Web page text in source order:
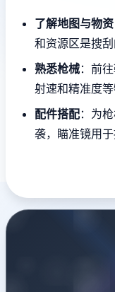
了解地图与物资
和资源区是搜刮
熟悉枪械：前
射速和精准度
配件搭配：为
袭，瞄准镜用于